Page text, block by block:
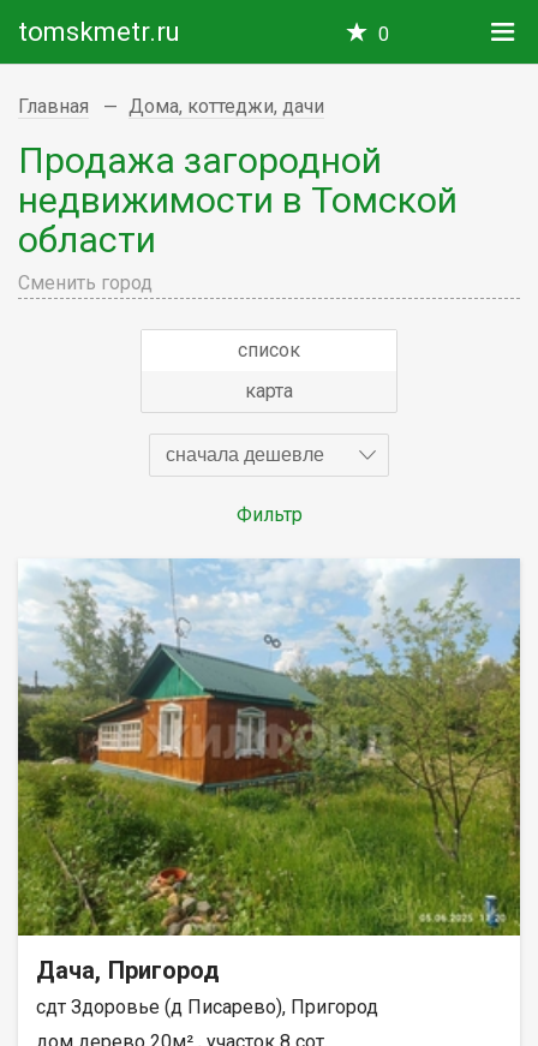
tomskmetr.ru 0
Главная Дома, коттеджи, дачи
Продажа загородной
недвижимости в Томской
области
Сменить город
список
карта
сначала дешевле
Фильтр
Дача, Пригород
сдт Здоровье (д Писарево), Пригород